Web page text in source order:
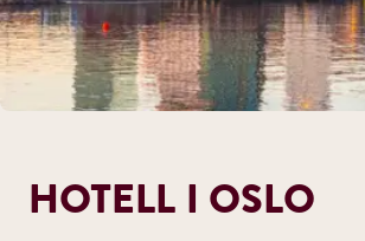
HOTELL I OSLO